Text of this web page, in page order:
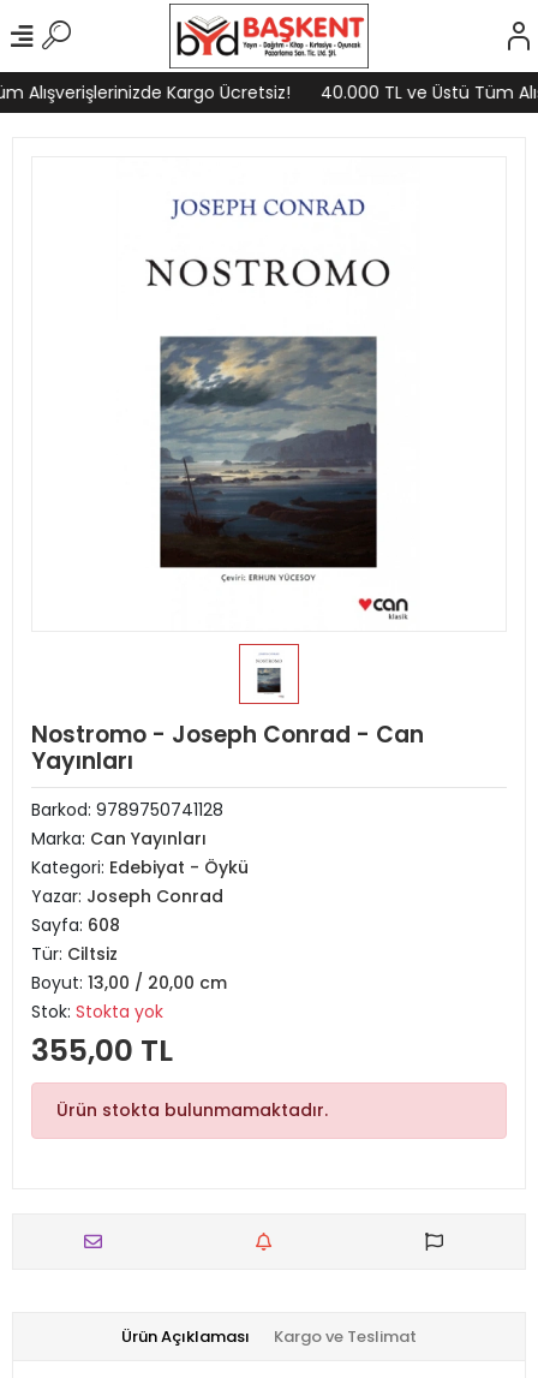
Alışverişlerinizde Kargo Ücretsiz! 40.000 TL ve Üstü Tüm
Nostromo - Joseph Conrad - Can
Yayınları
Barkod: 9789750741128
Marka: Can Yayınları
Kategori: Edebiyat - Öykü
Yazar: Joseph Conrad
Sayfa: 608
Tür: Ciltsiz
Boyut: 13,00 / 20,00 cm
Stok: Stokta yok
355,00 TL
Ürün stokta bulunmamaktadır.
Ürün Açıklaması Kargo ve Teslimat